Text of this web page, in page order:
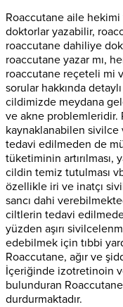
Roaccutane aile
doktorlar yazabilir,
roaccutane dahiliye
roaccutane yazar mı,
roaccutane reçeteli mi
sorular hakkında
cildimizde meydana
ve akne problemleridir.
kaynaklanabilen sivilce
tedavi edilmeden de
tüketiminin artırılması,
cildin temiz tutulması
özellikle iri ve inatçı
sancı dahi
ciltlerin tedavi
yüzden aşırı
edebilmek için tıbbi
Roaccutane, ağır ve
İçeriğinde izotretinoin
bulunduran
durdurmaktadır.